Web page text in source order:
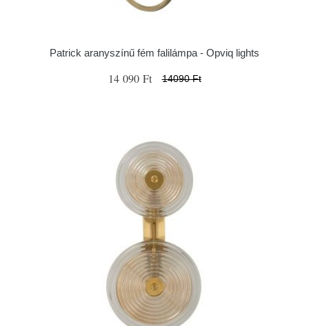
Patrick aranyszínű fém falilámpa - Opviq lights
14 090 Ft 14090 Ft